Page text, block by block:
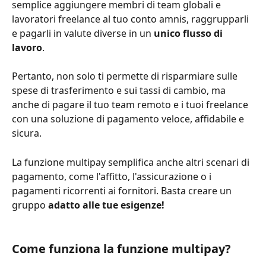
semplice aggiungere membri di team globali e
lavoratori freelance al tuo conto amnis, raggrupparli
e pagarli in valute diverse in un unico flusso di
lavoro.
Pertanto, non solo ti permette di risparmiare sulle
spese di trasferimento e sui tassi di cambio, ma
anche di pagare il tuo team remoto e i tuoi freelance
con una soluzione di pagamento veloce, affidabile e
sicura.
La funzione multipay semplifica anche altri scenari di
pagamento, come l'affitto, l'assicurazione o i
pagamenti ricorrenti ai fornitori. Basta creare un
gruppo adattoalle tue esigenze!
Come funziona la funzione multipay?